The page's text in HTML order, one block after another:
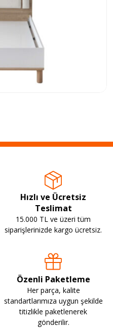
Hızlı ve Ücretsiz
Teslimat
15.000 TL ve üzeri tüm
siparişlerinizde kargo ücretsiz.
Özenli Paketleme
Her parça, kalite
standartlarımıza uygun şekilde
titizlikle paketlenerek
gönderilir.